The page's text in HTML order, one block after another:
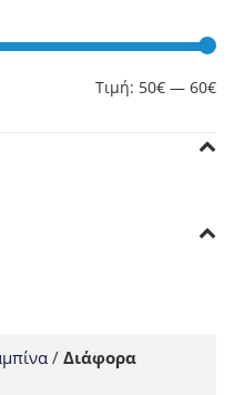
Τιμή: 50€ — 60€
/ Διάφορα